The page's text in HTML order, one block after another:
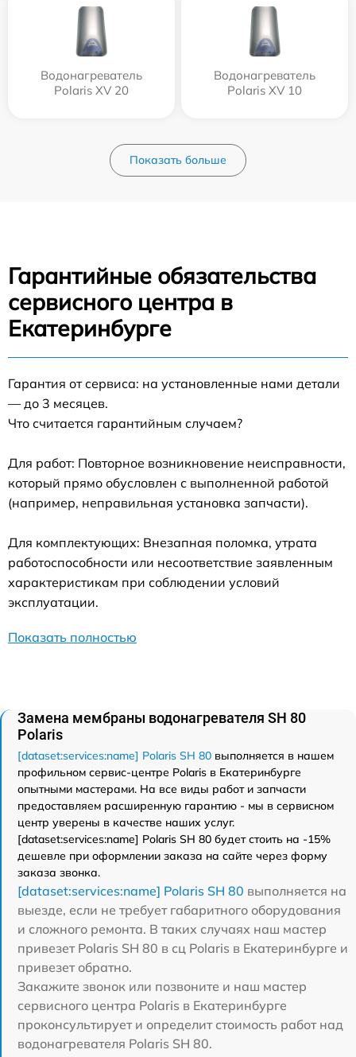
Водонагреватель
Polaris XV 20
Водонагреватель
Polaris XV 10
Показать больше
Гарантийные обязательства
сервисного центра в
Екатеринбурге
Гарантия от сервиса: на установленные нами детали
— до 3 месяцев.
Что считается гарантийным случаем?
Для работ: Повторное возникновение неисправности,
который прямо обусловлен с выполненной работой
(например, неправильная установка запчасти).
Для комплектующих: Внезапная поломка, утрата
работоспособности или несоответствие заявленным
характеристикам при соблюдении условий
эксплуатации.
Показать полностью
Замена мембраны водонагревателя SH 80
Polaris
[dataset:services:name] Polaris SH 80 выполняется в нашем
профильном сервис-центре Polaris в Екатеринбурге
опытными мастерами. На все виды работ и запчасти
предоставляем расширенную гарантию - мы в сервисном
центр уверены в качестве наших услуг.
[dataset:services:name] Polaris SH 80 будет стоить на -15%
дешевле при оформлении заказа на сайте через форму
заказа звонка.
[dataset:services:name] Polaris SH 80 выполняется на
выезде, если не требует габаритного оборудования
и сложного ремонта. В таких случаях наш мастер
привезет Polaris SH 80 в сц Polaris в Екатеринбурге и
привезет обратно.
Закажите звонок или позвоните и наш мастер
сервисного центра Polaris в Екатеринбурге
проконсультирует и определит стоимость работ над
водонагревателя Polaris SH 80.